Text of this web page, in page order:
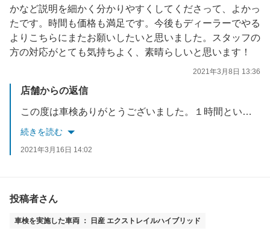
かなど説明を細かく分かりやすくしてくださって、よかっ
たです。時間も価格も満足です。今後もディーラーでやる
よりこちらにまたお願いしたいと思いました。スタッフの
方の対応がとても気持ちよく、素晴らしいと思います！
2021年3月8日 13:36
店舗からの返信
この度は車検ありがとうございました。１時間という短いお時間でしたが、お客様と過ごした1時間は、私どもにとっても素晴らしい時間でした。また、オイル交換や定期メンテナンスでもお待ちしております。よろしくお願い致します。
続きを読む
2021年3月16日 14:02
投稿者さん
車検を実施した車両 ： 日産 エクストレイルハイブリッド